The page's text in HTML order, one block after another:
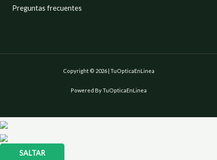
Preguntas frecuentes
Copyright © 2026 | TuOpticaEnLinea
Powered By TuOpticaEnLinea
SALTAR